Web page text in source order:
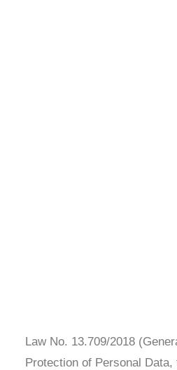
Law No. 13.709/2018
Protection of Personal Data,